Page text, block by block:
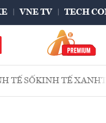
VNE TV TECH
TẾ SỐKINH TẾ XANH